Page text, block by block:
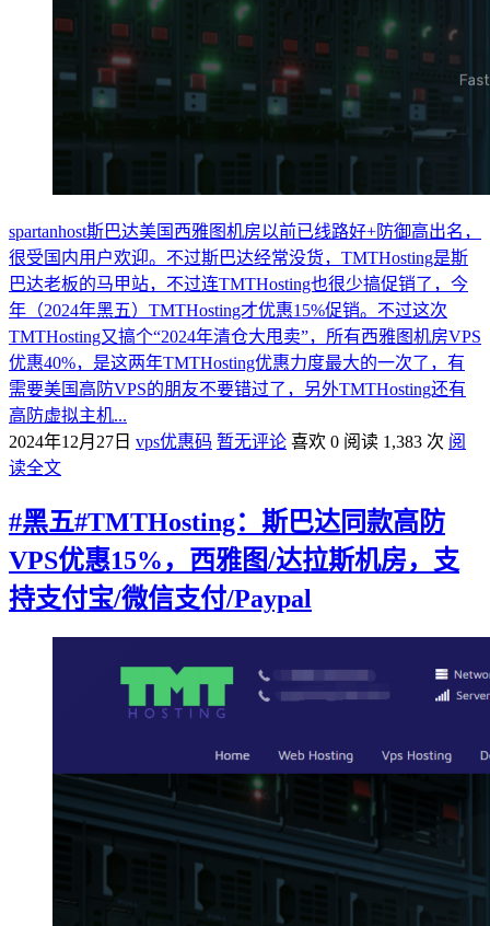
spartanhost斯巴达美国西雅图机房以前已线路好+防御高出名，
很受国内用户欢迎。不过斯巴达经常没货，TMTHosting是斯
巴达老板的马甲站，不过连TMTHosting也很少搞促销了，今
年（2024年黑五）TMTHosting才优惠15%促销。不过这次
TMTHosting又搞个“2024年清仓大甩卖”，所有西雅图机房VPS
优惠40%，是这两年TMTHosting优惠力度最大的一次了，有
需要美国高防VPS的朋友不要错过了，另外TMTHosting还有
高防虚拟主机...
2024年12月27日 vps优惠码 暂无评论 喜欢 0 阅读 1,383 次 阅
读全文
#黑五#TMTHosting：斯巴达同款高防
VPS优惠15%，西雅图/达拉斯机房，支
持支付宝/微信支付/Paypal